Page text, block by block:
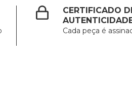
CERTIFICADO
Cada peça é